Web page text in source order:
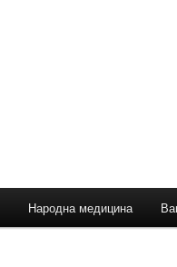
Народна медицина